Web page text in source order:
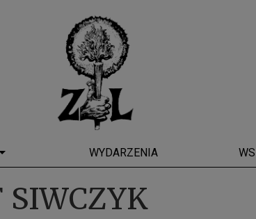
WYDARZENIA
SIWCZYK